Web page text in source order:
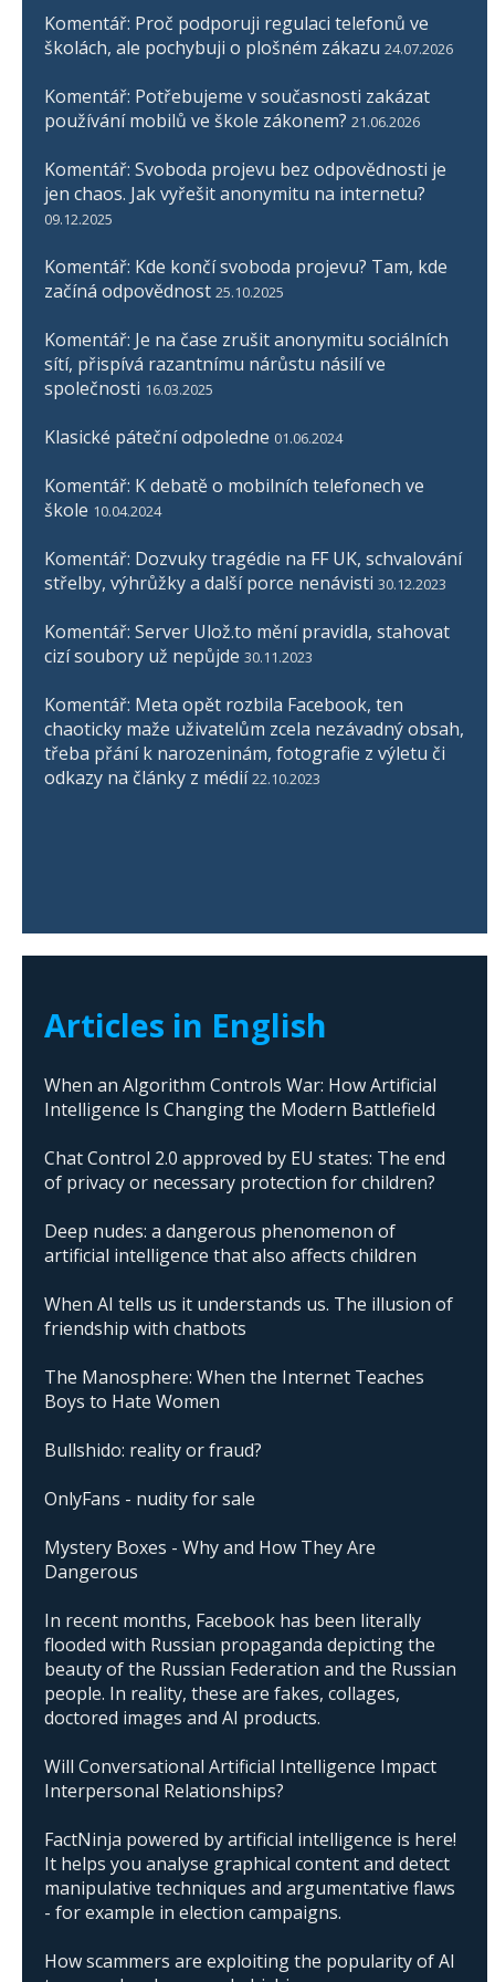
Komentář: Proč podporuji regulaci telefonů ve
školách, ale pochybuji o plošném zákazu 24.07.2026
Komentář: Potřebujeme v současnosti zakázat
používání mobilů ve škole zákonem? 21.06.2026
Komentář: Svoboda projevu bez odpovědnosti je
jen chaos. Jak vyřešit anonymitu na internetu?
09.12.2025
Komentář: Kde končí svoboda projevu? Tam, kde
začíná odpovědnost 25.10.2025
Komentář: Je na čase zrušit anonymitu sociálních
sítí, přispívá razantnímu nárůstu násilí ve
společnosti 16.03.2025
Klasické páteční odpoledne 01.06.2024
Komentář: K debatě o mobilních telefonech ve
škole 10.04.2024
Komentář: Dozvuky tragédie na FF UK, schvalování
střelby, výhrůžky a další porce nenávisti 30.12.2023
Komentář: Server Ulož.to mění pravidla, stahovat
cizí soubory už nepůjde 30.11.2023
Komentář: Meta opět rozbila Facebook, ten
chaoticky maže uživatelům zcela nezávadný obsah,
třeba přání k narozeninám, fotografie z výletu či
odkazy na články z médií 22.10.2023
Articles in English
When an Algorithm Controls War: How Artificial
Intelligence Is Changing the Modern Battlefield
Chat Control 2.0 approved by EU states: The end
of privacy or necessary protection for children?
Deep nudes: a dangerous phenomenon of
artificial intelligence that also affects children
When AI tells us it understands us. The illusion of
friendship with chatbots
The Manosphere: When the Internet Teaches
Boys to Hate Women
Bullshido: reality or fraud?
OnlyFans - nudity for sale
Mystery Boxes - Why and How They Are
Dangerous
In recent months, Facebook has been literally
flooded with Russian propaganda depicting the
beauty of the Russian Federation and the Russian
people. In reality, these are fakes, collages,
doctored images and AI products.
Will Conversational Artificial Intelligence Impact
Interpersonal Relationships?
FactNinja powered by artificial intelligence is here!
It helps you analyse graphical content and detect
manipulative techniques and argumentative flaws
- for example in election campaigns.
How scammers are exploiting the popularity of AI